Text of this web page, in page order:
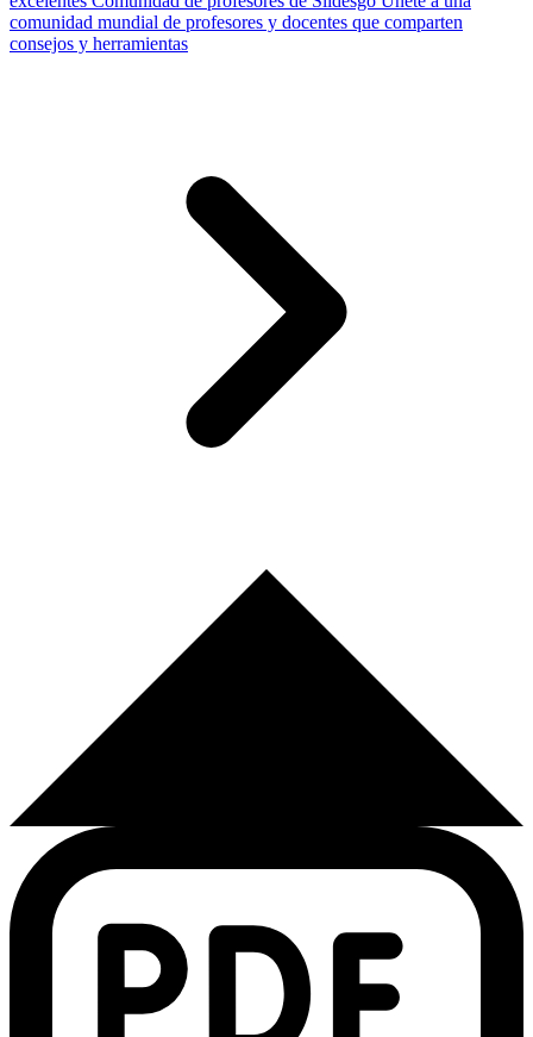
comunidad mundial de profesores y docentes que comparten
consejos y herramientas